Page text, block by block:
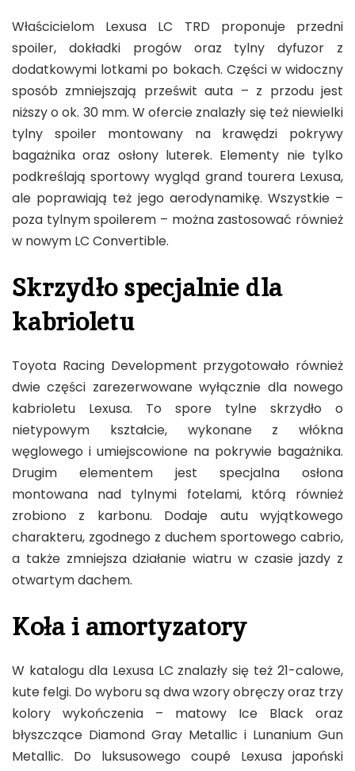
Właścicielom Lexusa LC TRD proponuje przedni
spoiler, dokładki progów oraz tylny dyfuzor z
dodatkowymi lotkami po bokach. Części w widoczny
sposób zmniejszają prześwit auta – z przodu jest
niższy o ok. 30 mm. W ofercie znalazły się też niewielki
tylny spoiler montowany na krawędzi pokrywy
bagażnika oraz osłony luterek. Elementy nie tylko
podkreślają sportowy wygląd grand tourera Lexusa,
ale poprawiają też jego aerodynamikę. Wszystkie –
poza tylnym spoilerem – można zastosować również
w nowym LC Convertible.
Skrzydło specjalnie dla
kabrioletu
Toyota Racing Development przygotowało również
dwie części zarezerwowane wyłącznie dla nowego
kabrioletu Lexusa. To spore tylne skrzydło o
nietypowym kształcie, wykonane z włókna
węglowego i umiejscowione na pokrywie bagażnika.
Drugim elementem jest specjalna osłona
montowana nad tylnymi fotelami, którą również
zrobiono z karbonu. Dodaje autu wyjątkowego
charakteru, zgodnego z duchem sportowego cabrio,
a także zmniejsza działanie wiatru w czasie jazdy z
otwartym dachem.
Koła i amortyzatory
W katalogu dla Lexusa LC znalazły się też 21-calowe,
kute felgi. Do wyboru są dwa wzory obręczy oraz trzy
kolory wykończenia – matowy Ice Black oraz
błyszczące Diamond Gray Metallic i Lunanium Gun
Metallic. Do luksusowego coupé Lexusa japoński